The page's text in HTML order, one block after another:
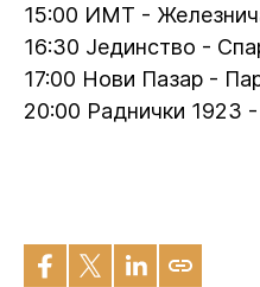
15:00 ИМТ -
16:30 Јединство -
17:00 Нови Пазар -
20:00 Раднички 1923